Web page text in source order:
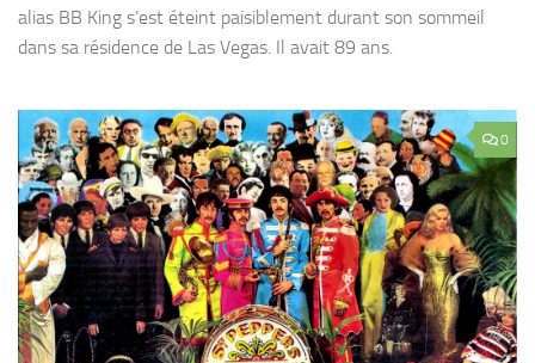
alias BB King s’est éteint paisiblement durant son sommeil
dans sa résidence de Las Vegas. Il avait 89 ans.
0